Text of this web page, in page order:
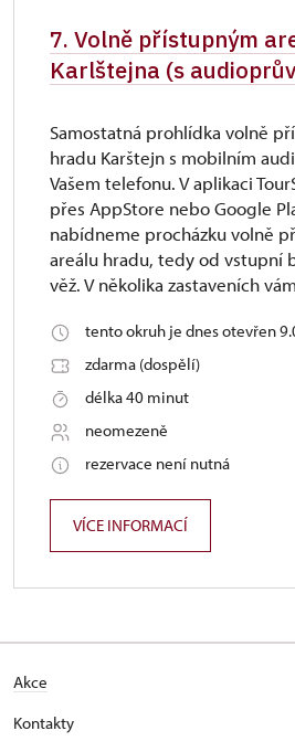
7. Volně přístupným
Karlštejna (s
Samostatná prohlídka volně
hradu Karštejn s mobilním
Vašem telefonu. V aplikaci
přes AppStore nebo Google
nabídneme procházku volně
areálu hradu, tedy od vstupní
věž. V několika zastaveních
tento okruh je dnes otevřen
zdarma (dospělí)
délka 40 minut
neomezeně
rezervace není nutná
VÍCE INFORMACÍ
Akce
Kontakty